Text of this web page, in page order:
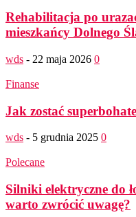
Rehabilitacja po
mieszkańcy Dolnego
wds - 22 maja 2026 0
Finanse
Jak zostać
wds - 5 grudnia 2025 0
Polecane
Silniki elektryczne do
warto zwrócić uwagę?